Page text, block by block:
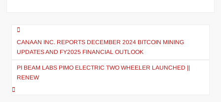
CANAAN INC. REPORTS DECEMBER 2024 BITCOIN MINING
UPDATES AND FY2025 FINANCIAL OUTLOOK
PI BEAM LABS PIMO ELECTRIC TWO WHEELER LAUNCHED ||
RENEW